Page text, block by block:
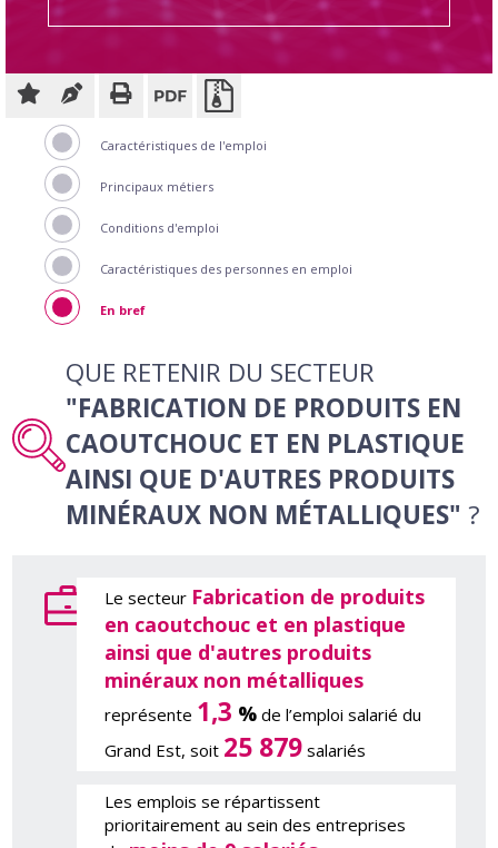
Caractéristiques de l'emploi
Principaux métiers
Conditions d'emploi
Caractéristiques des personnes en emploi
En bref
QUE RETENIR DU SECTEUR
"FABRICATION DE PRODUITS EN
CAOUTCHOUC ET EN PLASTIQUE
AINSI QUE D'AUTRES PRODUITS
MINÉRAUX NON MÉTALLIQUES" ?
Le secteur Fabrication de produits
en caoutchouc et en plastique
ainsi que d'autres produits
minéraux non métalliques
représente 1,3 % de l’emploi salarié du
Grand Est, soit 25 879 salariés
Les emplois se répartissent
prioritairement au sein des entreprises